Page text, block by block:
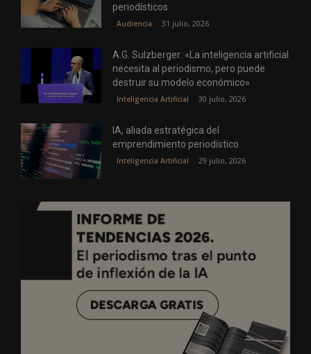
periodísticos
Audiencia 31 julio, 2026
A.G. Sulzberger: «La inteligencia artificial
necesita al periodismo, pero puede
destruir su modelo económico»
Inteligencia Artificial 30 julio, 2026
IA, aliada estratégica del
emprendimiento periodístico
Inteligencia Artificial 29 julio, 2026